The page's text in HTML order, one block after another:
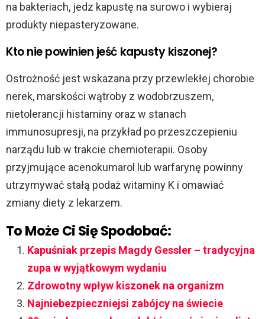
na bakteriach, jedz kapustę na surowo i wybieraj
produkty niepasteryzowane.
Kto nie powinien jeść kapusty kiszonej?
Ostrożność jest wskazana przy przewlekłej chorobie
nerek, marskości wątroby z wodobrzuszem,
nietolerancji histaminy oraz w stanach
immunosupresji, na przykład po przeszczepieniu
narządu lub w trakcie chemioterapii. Osoby
przyjmujące acenokumarol lub warfarynę powinny
utrzymywać stałą podaż witaminy K i omawiać
zmiany diety z lekarzem.
To Może Ci Się Spodobać:
Kapuśniak przepis Magdy Gessler – tradycyjna
zupa w wyjątkowym wydaniu
Zdrowotny wpływ kiszonek na organizm
Najniebezpieczniejsi zabójcy na świecie